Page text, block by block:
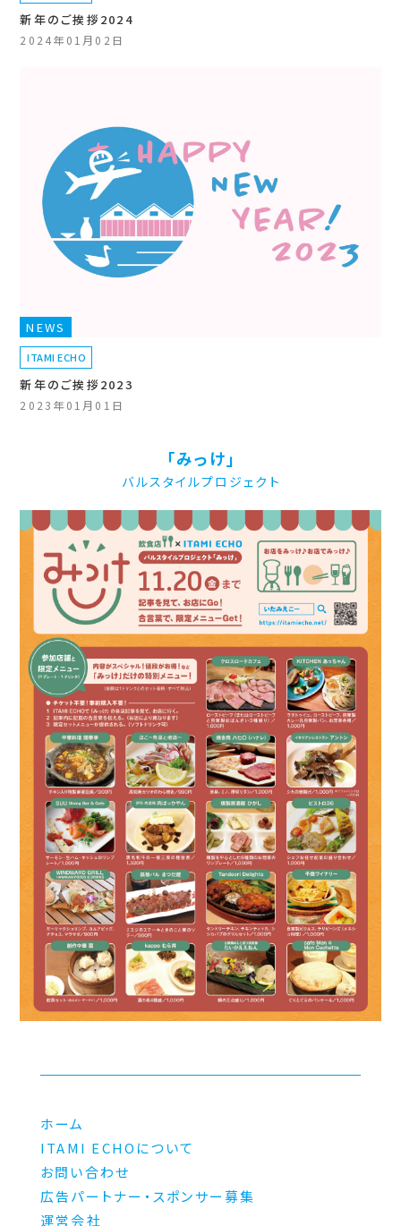
新年のご挨拶2024
2024年01月02日
NEWS
ITAMI ECHO
新年のご挨拶2023
2023年01月01日
「みっけ」
バルスタイルプロジェクト
ホーム
ITAMI ECHOについて
お問い合わせ
広告パートナー・スポンサー募集
運営会社